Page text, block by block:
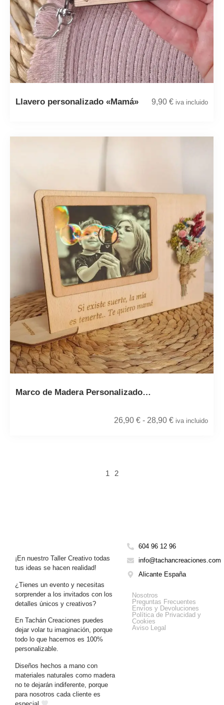
Llavero personalizado «Mamá» 9,90 € iva incluido
Marco de Madera Personalizado…
26,90 € - 28,90 € iva incluido
1 2
¡En nuestro Taller Creativo todas
tus ideas se hacen realidad!
¿Tienes un evento y necesitas
sorprender a los invitados con los
detalles únicos y creativos?
En Tachán Creaciones puedes
dejar volar tu imaginación, porque
todo lo que hacemos es 100%
personalizable.
Diseños hechos a mano con
materiales naturales como madera
no te dejarán indiferente, porque
para nosotros cada cliente es
604 96 12 96
info@tachancreaciones.com
Alicante España
Nosotros
Preguntas Frecuentes
Envíos y Devoluciones
Política de Privacidad y
Cookies
Aviso Legal